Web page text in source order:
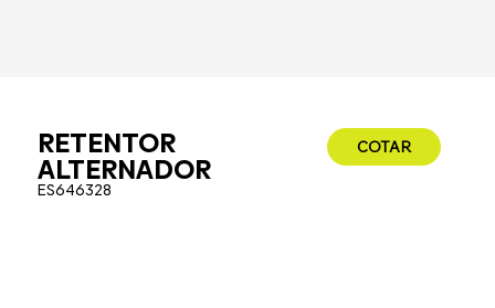
RETENTOR
ALTERNADOR
ES646328
COTAR